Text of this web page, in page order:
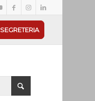
SEGRETERIA